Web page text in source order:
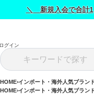
＼ 新規入会で合計
グイン
HOME インポート・海外人気ブラン
HOME インポート・海外人気ブラン